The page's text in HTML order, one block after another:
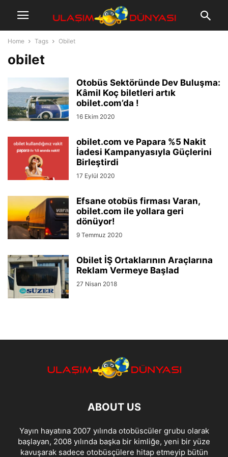
Home Tags Obilet
obilet
Otobüs Sektöründe Dev Buluşma:
Kâmil Koç biletleri artık
obilet.com’da !
16 Ekim 2020
obilet.com ve Papara %5 Nakit
İadesi Kampanyasıyla Güçlerini
Birleştirdi
17 Eylül 2020
Efsane otobüs firması Varan,
obilet.com ile yollara geri
dönüyor!
9 Temmuz 2020
Obilet İŞ Ortaklarının Araçlarına
Reklam Vermeye Başlad
27 Nisan 2018
ABOUT US
Yayın hayatına 2007 yılında otobüscüler grubu olarak
başlayan, 2008 yılında başka bir kimliğe, yeni bir yüze
kavuşarak sadece otobüsçülere hitap etmeyip bütün